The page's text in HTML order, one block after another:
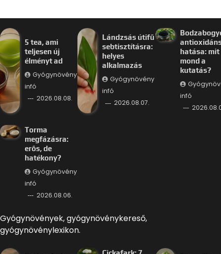
5 tea, ami
teljesen új
élményt ad
Gyógynövény
infó
2026.08.08.
Lándzsás útifű
sebtisztításra:
helyes
alkalmazás
Gyógynövény
infó
2026.08.07.
hatása: mit
mond a
kutatás?
infó
Torma
megfázásra:
erős, de
hatékony?
Gyógynövény
infó
2026.08.06.
Gyógynövények, gyógynövénykereső,
gyógynövénylexikon.